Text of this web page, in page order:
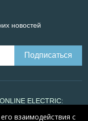
новостей
ELECTRIC:
взаимодействия с